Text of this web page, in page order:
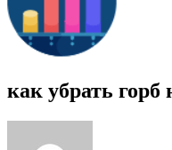
как убрать горб